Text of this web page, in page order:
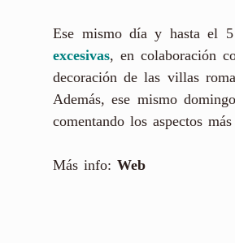
Ese mismo día y hasta el
excesivas, en colaboración
decoración de las villas
Además, ese mismo
comentando los aspectos
Más info: Web